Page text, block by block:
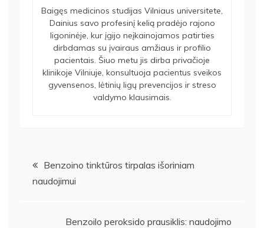
Baigęs medicinos studijas Vilniaus universitete,
Dainius savo profesinį kelią pradėjo rajono
ligoninėje, kur įgijo neįkainojamos patirties
dirbdamas su įvairaus amžiaus ir profilio
pacientais. Šiuo metu jis dirba privačioje
klinikoje Vilniuje, konsultuoja pacientus sveikos
gyvensenos, lėtinių ligų prevencijos ir streso
valdymo klausimais.
Navigacija
tarp
Benzoino tinktūros tirpalas išoriniam
naudojimui
Benzoilo peroksido prausiklis: naudojimo